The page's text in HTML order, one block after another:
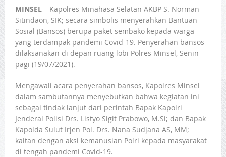
MINSEL– Kapolres Minahasa Selatan AKBP S. Norman
Sitindaon, SIK; secara simbolis menyerahkan Bantuan
Sosial (Bansos) berupa paket sembako kepada warga
yang terdampak pandemi Covid-19. Penyerahan bansos
dilaksanakan di depan ruang lobi Polres Minsel, Senin
pagi (19/07/2021).
Mengawali acara penyerahan bansos, Kapolres Minsel
dalam sambutannya menyebutkan bahwa kegiatan ini
sebagai tindak lanjut dari perintah Bapak Kapolri
Jenderal Polisi Drs. Listyo Sigit Prabowo, M.Si; dan Bapak
Kapolda Sulut Irjen Pol. Drs. Nana Sudjana AS, MM;
kaitan dengan aksi kemanusian Polri kepada masyarakat
di tengah pandemi Covid-19.